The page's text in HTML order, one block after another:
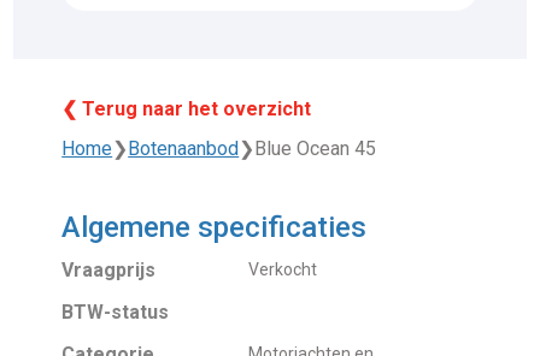
❮ Terug naar het overzicht
Home❯ Botenaanbod ❯ Blue Ocean 45
Algemene specificaties
Vraagprijs Verkocht
BTW-status